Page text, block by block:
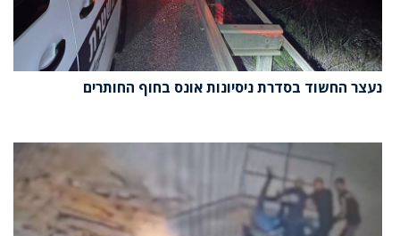
נעצר החשוד בסדרת ניסיונות אונס בחוף החותרים